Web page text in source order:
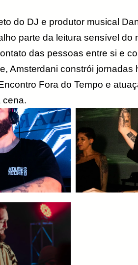
do DJ e produtor musical
parte da leitura sensível
das pessoas entre si e
Amsterdani constrói
Fora do Tempo e
cena.